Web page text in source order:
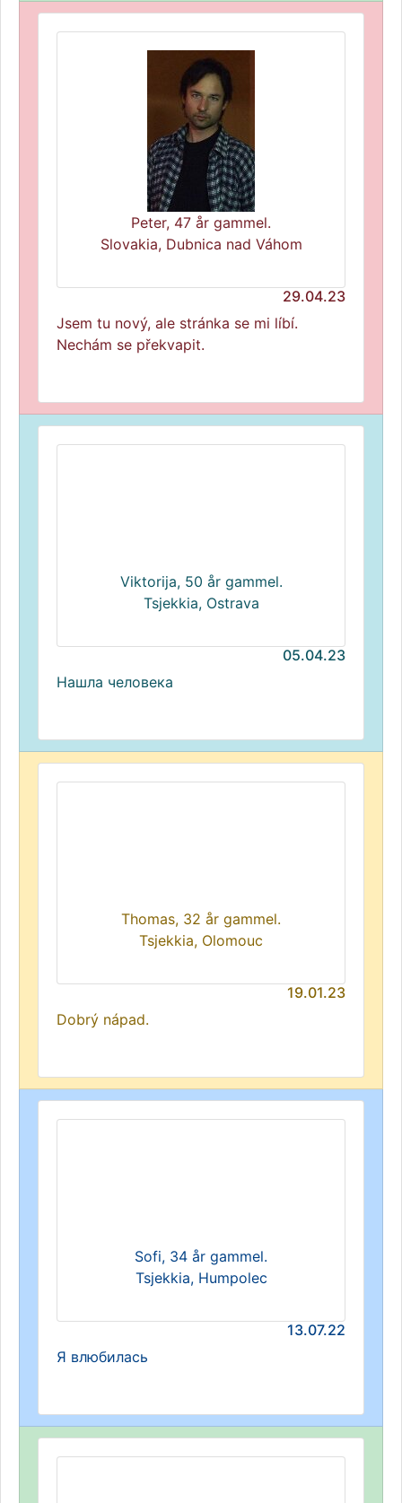
Peter, 47 år gammel.
Slovakia, Dubnica nad Váhom
29.04.23
Jsem tu nový, ale stránka se mi líbí.
Nechám se překvapit.
Viktorija, 50 år gammel.
Tsjekkia, Ostrava
05.04.23
Нашла человека
Thomas, 32 år gammel.
Tsjekkia, Olomouc
19.01.23
Dobrý nápad.
Sofi, 34 år gammel.
Tsjekkia, Humpolec
13.07.22
Я влюбилась